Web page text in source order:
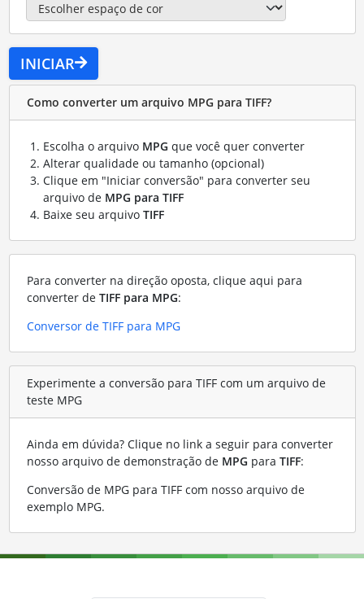
INICIAR
Como converter um arquivo MPG para TIFF?
Escolha o arquivo MPG que você quer converter
Alterar qualidade ou tamanho (opcional)
Clique em "Iniciar conversão" para converter seu
arquivo de MPG para TIFF
Baixe seu arquivo TIFF
Para converter na direção oposta, clique aqui para
converter de TIFF para MPG:
Conversor de TIFF para MPG
Experimente a conversão para TIFF com um arquivo de
teste MPG
Ainda em dúvida? Clique no link a seguir para converter
nosso arquivo de demonstração de MPG para TIFF:
Conversão de MPG para TIFF com nosso arquivo de
exemplo MPG.